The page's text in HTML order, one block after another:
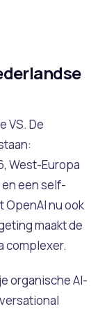
VS. De
West-Europa
een self-
OpenAI nu ook
maakt de
complexer.
organische AI-